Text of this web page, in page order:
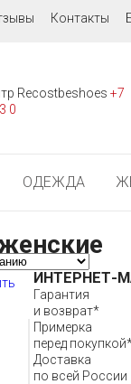
Контакты
Recostbeshoes+7
0
ОДЕЖДА
ИНТЕРНЕТ-
Гарантия
и возврат*
Примерка
перед
Доставка
по всей России